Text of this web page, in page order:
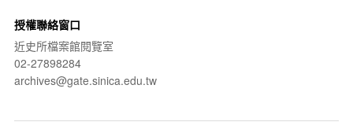
授權聯絡窗口
近史所檔案館閱覽室
02-27898284
archives@gate.sinica.edu.tw